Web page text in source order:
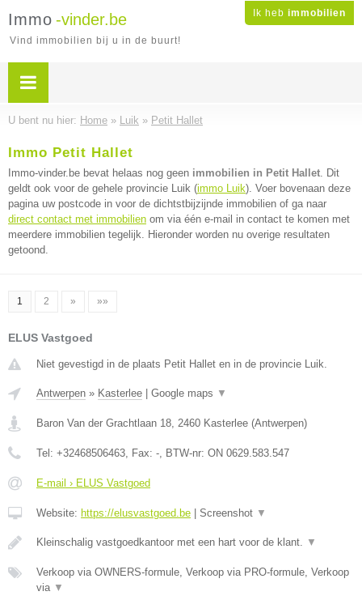
Ik heb immobilien
Immo -vinder.be
Vind immobilien bij u in de buurt!
U bent nu hier: Home » Luik » Petit Hallet
Immo Petit Hallet
Immo-vinder.be bevat helaas nog geen immobilien in Petit Hallet. Dit
geldt ook voor de gehele provincie Luik (immo Luik). Voer bovenaan deze
pagina uw postcode in voor de dichtstbijzijnde immobilien of ga naar
direct contact met immobilien om via één e-mail in contact te komen met
meerdere immobilien tegelijk. Hieronder worden nu overige resultaten
getoond.
1 2 » »»
ELUS Vastgoed
Niet gevestigd in de plaats Petit Hallet en in de provincie Luik.
Antwerpen » Kasterlee Google maps ▼
Baron Van der Grachtlaan 18, 2460 Kasterlee (Antwerpen)
Tel: +32468506463, Fax: -, BTW-nr: ON 0629.583.547
E-mail › ELUS Vastgoed
Website: https://elusvastgoed.be Screenshot ▼
Kleinschalig vastgoedkantoor met een hart voor de klant. ▼
Verkoop via OWNERS-formule, Verkoop via PRO-formule, Verkoop
via ▼